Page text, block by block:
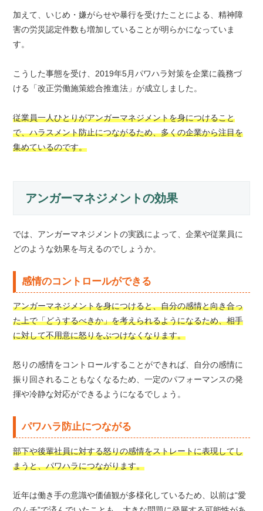
加えて、いじめ・嫌がらせや暴行を受けたことによる、精神障
害の労災認定件数も増加していることが明らかになっていま
す。
こうした事態を受け、2019年5月パワハラ対策を企業に義務づ
ける「改正労働施策総合推進法」が成立しました。
従業員一人ひとりがアンガーマネジメントを身につけること
で、ハラスメント防止につながるため、多くの企業から注目を
集めているのです。
アンガーマネジメントの効果
では、アンガーマネジメントの実践によって、企業や従業員に
どのような効果を与えるのでしょうか。
感情のコントロールができる
アンガーマネジメントを身につけると、自分の感情と向き合っ
た上で「どうするべきか」を考えられるようになるため、相手
に対して不用意に怒りをぶつけなくなります。
怒りの感情をコントロールすることができれば、自分の感情に
振り回されることもなくなるため、一定のパフォーマンスの発
揮や冷静な対応ができるようになるでしょう。
パワハラ防止につながる
部下や後輩社員に対する怒りの感情をストレートに表現してし
まうと、パワハラにつながります。
近年は働き手の意識や価値観が多様化しているため、以前は“愛